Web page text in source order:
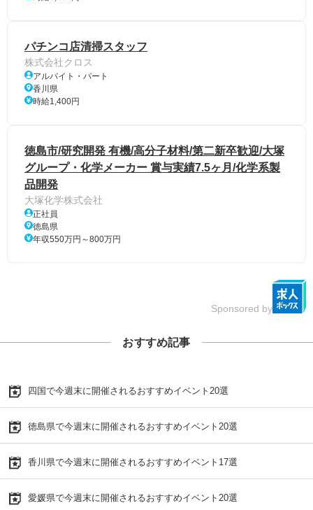
パチンコ店清掃スタッフ
株式会社クロス
アルバイト・パート
香川県
時給1,400円
徳島市/研究開発 有機/高分子材料/第二新卒歓迎/大塚
グループ・化学メーカー 賞与実績7.5ヶ月/化学系製
品開発
大塚化学株式会社
正社員
徳島県
年収550万円～800万円
Sponsored by
おすすめ記事
四国で今週末に開催されるおすすめイベント20選
徳島県で今週末に開催されるおすすめイベント20選
香川県で今週末に開催されるおすすめイベント17選
愛媛県で今週末に開催されるおすすめイベント20選